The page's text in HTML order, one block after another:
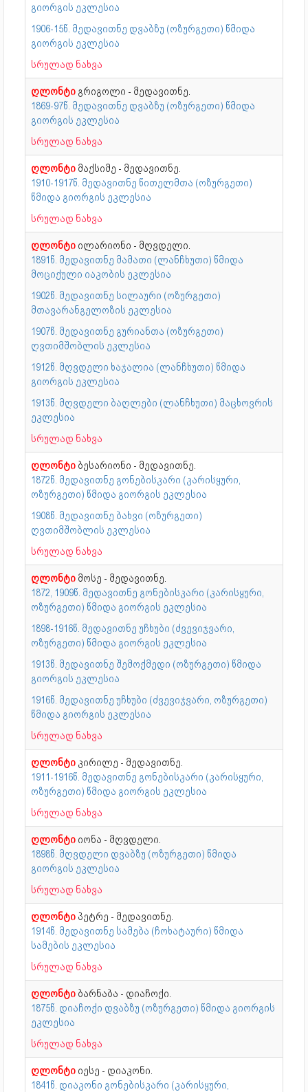
გიორგის ეკლესია
1906-15წ. მედავითნე დვაბზუ (ოზურგეთი) წმიდა
გიორგის ეკლესია
სრულად ნახვა
ღლონტი გრიგოლი - მედავითნე.
1869-97წ. მედავითნე დვაბზუ (ოზურგეთი) წმიდა
გიორგის ეკლესია
სრულად ნახვა
ღლონტი მაქსიმე - მედავითნე.
1910-1917წ. მედავითნე წითელმთა (ოზურგეთი)
წმიდა გიორგის ეკლესია
სრულად ნახვა
ღლონტი ილარიონი - მღვდელი.
1891წ. მედავითნე მამათი (ლანჩხუთი) წმიდა
მოციქული იაკობის ეკლესია
1902წ. მედავითნე სილაური (ოზურგეთი)
მთავარანგელოზის ეკლესია
1907წ. მედავითნე გურიანთა (ოზურგეთი)
ღვთიმშობლის ეკლესია
1912წ. მღვდელი ხაჯალია (ლანჩხუთი) წმიდა
გიორგის ეკლესია
1913წ. მღვდელი ბაღლები (ლანჩხუთი) მაცხოვრის
ეკლესია
სრულად ნახვა
ღლონტი ბესარიონი - მედავითნე.
1872წ. მედავითნე გონებისკარი (კარისყური,
ოზურგეთი) წმიდა გიორგის ეკლესია
1908წ. მედავითნე ბახვი (ოზურგეთი)
ღვთიმშობლის ეკლესია
სრულად ნახვა
ღლონტი მოსე - მედავითნე.
1872, 1909წ. მედავითნე გონებისკარი (კარისყური,
ოზურგეთი) წმიდა გიორგის ეკლესია
1898-1916წ. მედავითნე უჩხუბი (ძვევიჯვარი,
ოზურგეთი) წმიდა გიორგის ეკლესია
1913წ. მედავითნე შემოქმედი (ოზურგეთი) წმიდა
გიორგის ეკლესია
1916წ. მედავითნე უჩხუბი (ძვევიჯვარი, ოზურგეთი)
წმიდა გიორგის ეკლესია
სრულად ნახვა
ღლონტი კირილე - მედავითნე.
1911-1916წ. მედავითნე გონებისკარი (კარისყური,
ოზურგეთი) წმიდა გიორგის ეკლესია
სრულად ნახვა
ღლონტი იონა - მღვდელი.
1898წ. მღვდელი დვაბზუ (ოზურგეთი) წმიდა
გიორგის ეკლესია
სრულად ნახვა
ღლონტი პეტრე - მედავითნე.
1914წ. მედავითნე სამება (ჩოხატაური) წმიდა
სამების ეკლესია
სრულად ნახვა
ღლონტი ბარნაბა - დიაჩოქი.
1875წ. დიაჩოქი დვაბზუ (ოზურგეთი) წმიდა გიორგის
ეკლესია
სრულად ნახვა
ღლონტი იესე - დიაკონი.
1841წ. დიაკონი გონებისკარი (კარისყური,